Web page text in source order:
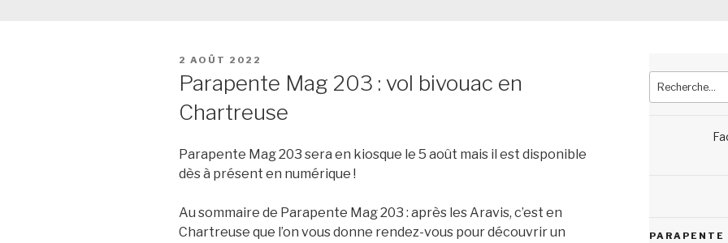
PUBLIÉ
2 AOÛT 2022
Parapente Mag 203 : vol bivouac en
Chartreuse
Parapente Mag 203 sera en kiosque le 5 août mais il est disponible
dès à présent en numérique !
Au sommaire de Parapente Mag 203 : après les Aravis, c’est en
Chartreuse que l’on vous donne rendez-vous pour découvrir un